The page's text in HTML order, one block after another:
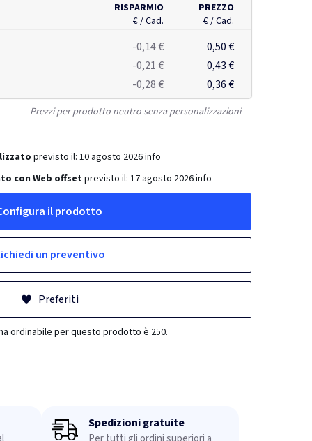
RISPARMIO
€ / Cad.
PREZZO
€ / Cad.
-0,14 €
0,50 €
-0,21 €
0,43 €
-0,28 €
0,36 €
Prezzi per prodotto neutro senza personalizzazioni
previsto il: 10 agosto 2026info
con Web offsetprevisto il: 17 agosto 2026info
il prodotto
un preventivo
Preferiti
ordinabile per questo prodotto è 250.
Spedizioni gratuite